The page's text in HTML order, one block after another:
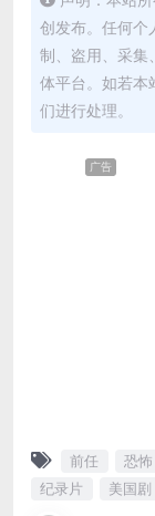
创发布。任何个
制、盗用、采集
体平台。如若本
们进行处理。
广告
前任 恐怖
纪录片
美国剧